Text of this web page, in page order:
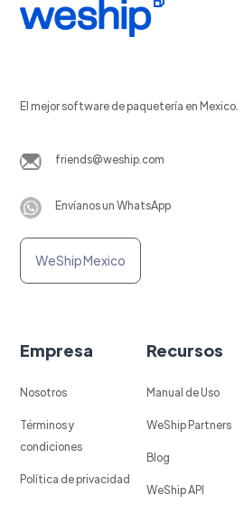
El mejor software de paquetería en Mexico.
friends@weship.com
Envíanos un WhatsApp
WeShip Mexico
Empresa
Nosotros
Términos y
condiciones
Política de privacidad
Recursos
Manual de Uso
WeShip Partners
Blog
WeShip API